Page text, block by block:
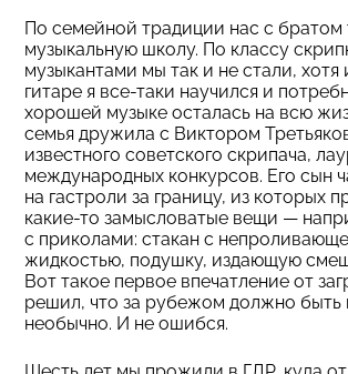
По семейной традиции нас с братом
музыкальную школу. По классу
музыкантами мы так и не стали, хотя
гитаре я все-таки научился и
хорошей музыке осталась на всю
семья дружила с Виктором
известного советского скрипача,
международных конкурсов. Его сын
на гастроли за границу, из которых
какие-то замысловатые вещи —
с приколами: стакан с
жидкостью, подушку, издающую
Вот такое первое впечатление от
решил, что за рубежом должно быть
необычно. И не ошибся.